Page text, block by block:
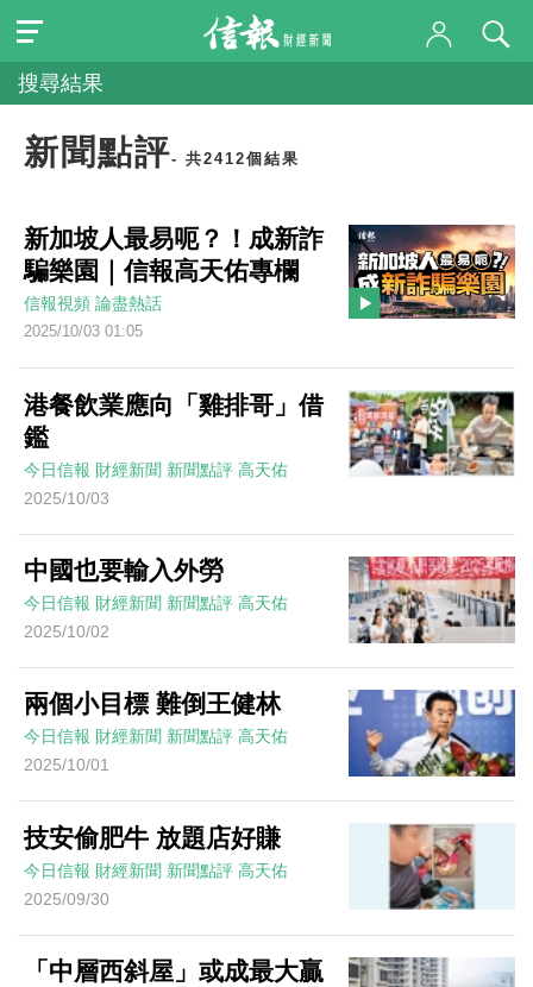
搜尋結果
新聞點評- 共2412個結果
新加坡人最易呃？！成新詐
騙樂園｜信報高天佑專欄
信報視頻 論盡熱話
2025/10/03 01:05
港餐飲業應向「雞排哥」借
鑑
今日信報 財經新聞 新聞點評 高天佑
2025/10/03
中國也要輸入外勞
今日信報 財經新聞 新聞點評 高天佑
2025/10/02
兩個小目標 難倒王健林
今日信報 財經新聞 新聞點評 高天佑
2025/10/01
技安偷肥牛 放題店好賺
今日信報 財經新聞 新聞點評 高天佑
2025/09/30
「中層西斜屋」或成最大贏